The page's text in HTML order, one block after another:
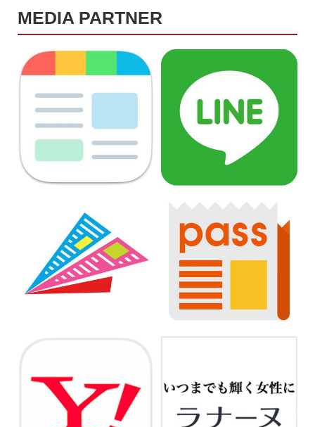
MEDIA PARTNER